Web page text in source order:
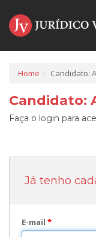
Home Candidato:
Candidato:
Faça o login para
Já tenho
E-mail *